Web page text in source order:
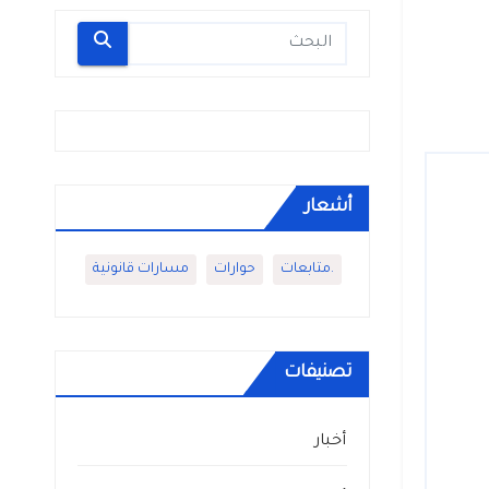
أشعار
.متابعات حوارات مسارات قانونية
تصنيفات
أخبار